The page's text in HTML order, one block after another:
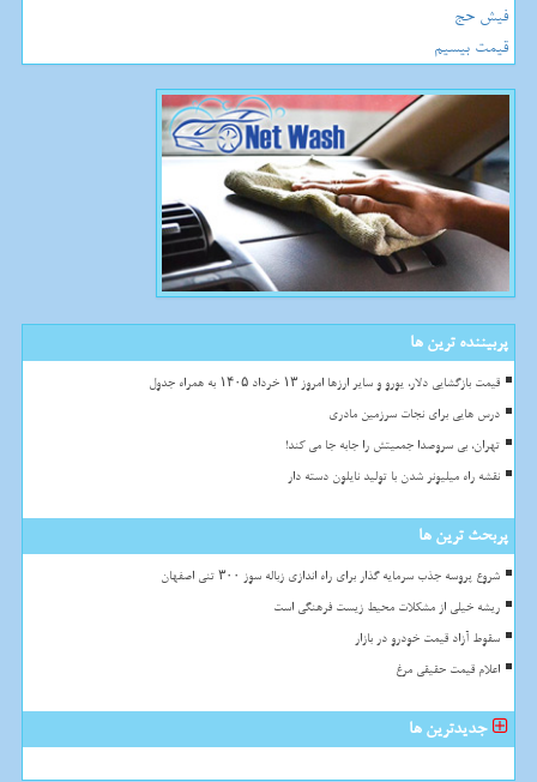
فیش حج
قیمت بیسیم
پربیننده ترین ها
قیمت بازگشایی دلار، یورو و سایر ارزها امروز ۱۳ خرداد ۱۴۰۵ به همراه جدول
درس هایی برای نجات سرزمین مادری
تهران، بی سروصدا جمعیتش را جابه جا می کند!
نقشه راه میلیونر شدن با تولید نایلون دسته دار
پربحث ترین ها
شروع پروسه جذب سرمایه گذار برای راه اندازی زباله سوز ۳۰۰ تنی اصفهان
ریشه خیلی از مشکلات محیط زیست فرهنگی است
سقوط آزاد قیمت خودرو در بازار
اعلام قیمت حقیقی مرغ
جدیدترین ها